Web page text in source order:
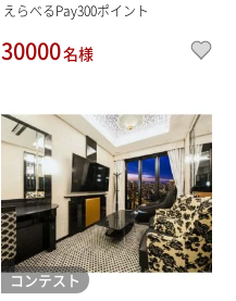
えらべるPay300ポイント
30000名様
コンテスト